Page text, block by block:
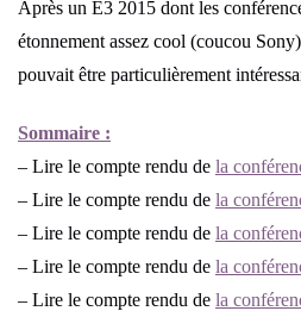
Après un E3 2015 dont les
étonnement assez cool (coucou
pouvait être particulièrement
Sommaire :
– Lire le compte rendu de la
– Lire le compte rendu de la
– Lire le compte rendu de la
– Lire le compte rendu de la
– Lire le compte rendu de la